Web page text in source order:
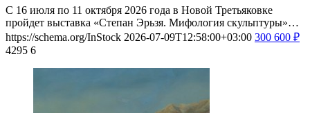
С 16 июля по 11 октября 2026 года в Новой Третьяковке
пройдет выставка «Степан Эрьзя. Мифология скульптуры»…
https://schema.org/InStock 2026-07-09T12:58:00+03:00 300 600 ₽
4295 6